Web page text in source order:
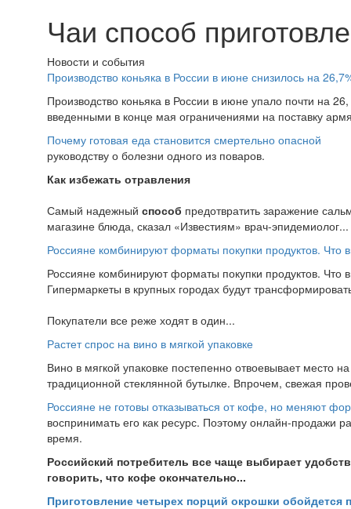
Чаи способ
Новости и события
Производство коньяка в России в июне снизилось на
Производство коньяка в России в июне упало почти на
введенными в конце мая ограничениями на поставку
Почему готовая еда становится смертельно опасной
руководству о болезни одного из поваров.
Как избежать отравления
Самый надежный способ предотвратить заражение
магазине блюда, сказал «Известиям» врач-эпидемиолог...
Россияне комбинируют форматы покупки продуктов. Что
Россияне комбинируют форматы покупки продуктов. Что
Гипермаркеты в крупных городах будут
Покупатели все реже ходят в один...
Растет спрос на вино в мягкой упаковке
Вино в мягкой упаковке постепенно отвоевывает место
традиционной стеклянной бутылке. Впрочем, свежая
Россияне не готовы отказываться от кофе, но меняют
воспринимать его как ресурс. Поэтому онлайн-продажи
время.
Российский потребитель все чаще выбирает
говорить, что кофе окончательно...
Приготовление четырех порций окрошки обойдется